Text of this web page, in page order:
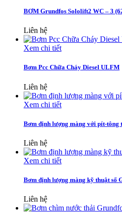
BƠM Grundfos Sololift2 WC – 3
Liên hệ
Xem chi tiết
Bơm Pcc Chữa Cháy Diesel ULFM
Liên hệ
Xem chi tiết
Bơm định lượng màng với pít-tông
Liên hệ
Xem chi tiết
Bơm định lượng màng kỹ thuật số
Liên hệ